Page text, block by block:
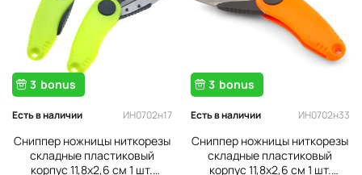
3 bonus
Есть в наличии ИН0702н17
Сниппер ножницы ниткорезы
складные пластиковый
корпус 11,8х2,6 см 1 шт.
3 bonus
Есть в наличии ИН0702н33
Сниппер ножницы ниткорезы
складные пластиковый
корпус 11,8х2,6 см 1 шт.